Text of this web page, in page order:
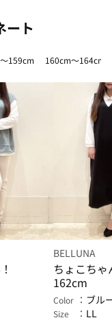
ート
159cm 160cm～164cm
BELLUNA
ちょこちゃ
162cm
Color ブル
Size LL